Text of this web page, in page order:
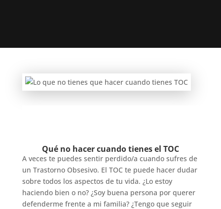
Qué no hacer cuando tienes el TOC
A veces te puedes sentir perdido/a cuando sufres de
un Trastorno Obsesivo. El TOC te puede hacer dudar
sobre todos los aspectos de tu vida. ¿Lo estoy
haciendo bien o no? ¿Soy buena persona por querer
defenderme frente a mi familia? ¿Tengo que seguir